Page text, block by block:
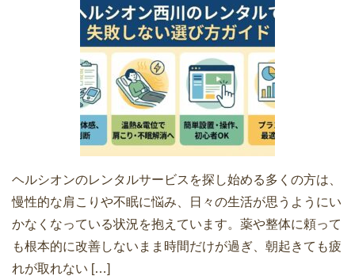
ヘルシオンのレンタルサービスを探し始める多くの方は、
慢性的な肩こりや不眠に悩み、日々の生活が思うようにい
かなくなっている状況を抱えています。薬や整体に頼って
も根本的に改善しないまま時間だけが過ぎ、朝起きても疲
れが取れない […]